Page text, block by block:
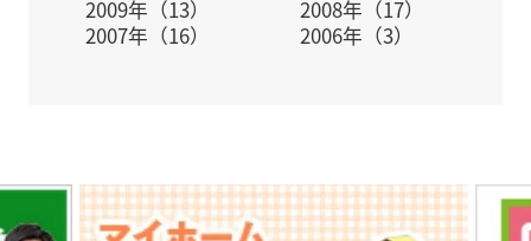
回清掃費用初月分無料!
【特典②】オーナーポイント20万円分プレゼント=
合計50万円分プレゼント!!
2009年（13）
2008年（17）
2007年（16）
2006年（3）